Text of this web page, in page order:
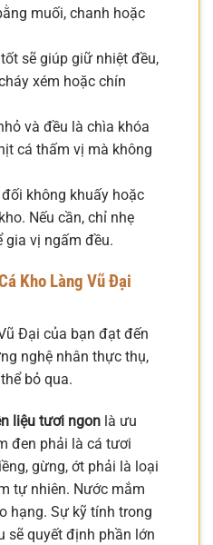
muối, chanh hoặc
sẽ giúp giữ nhiệt đều,
xém hoặc chín
và đều là chìa khóa
cá thấm vị mà không
không khuấy hoặc
Nếu cần, chỉ nhẹ
gia vị ngấm đều.
Kho Làng Vũ Đại
Đại của bạn đạt đến
nghệ nhân thực thụ,
bỏ qua.
liệu tươi ngon là ưu
đen phải là cá tươi
gừng, ớt phải là loại
tự nhiên. Nước mắm
hạng. Sự kỹ tính trong
sẽ quyết định phần lớn